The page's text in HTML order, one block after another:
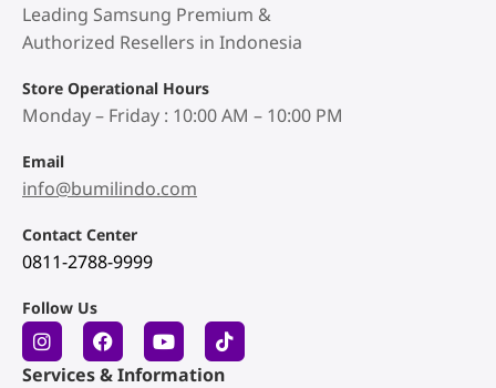
Leading Samsung Premium &
Authorized Resellers in Indonesia
Store Operational Hours
Monday – Friday : 10:00 AM – 10:00 PM
Email
info@bumilindo.com
Contact Center
0811-2788-9999
Follow Us
Services & Information